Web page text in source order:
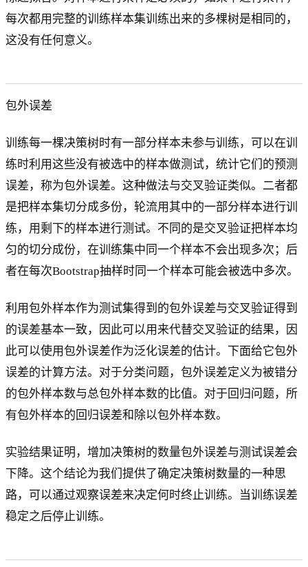
每次都用完整的训练样本集训练出来的多棵树是相同的，
这没有任何意义。
包外误差
训练每一棵决策树时有一部分样本未参与训练，可以在训
练时利用这些没有被选中的样本做测试，统计它们的预测
误差，称为包外误差。这种做法与交叉验证类似。二者都
是把样本集切分成多份，轮流用其中的一部分样本进行训
练，用剩下的样本进行测试。不同的是交叉验证把样本均
匀的切分成份，在训练集中同一个样本不会出现多次；后
者在每次Bootstrap抽样时同一个样本可能会被选中多次。
利用包外样本作为测试集得到的包外误差与交叉验证得到
的误差基本一致，因此可以用来代替交叉验证的结果，因
此可以使用包外误差作为泛化误差的估计。下面给它包外
误差的计算方法。对于分类问题，包外误差定义为被错分
的包外样本数与总包外样本数的比值。对于回归问题，所
有包外样本的回归误差和除以包外样本数。
实验结果证明，增加决策树的数量包外误差与测试误差会
下降。这个结论为我们提供了确定决策树数量的一种思
路，可以通过观察误差来决定何时终止训练。当训练误差
稳定之后停止训练。